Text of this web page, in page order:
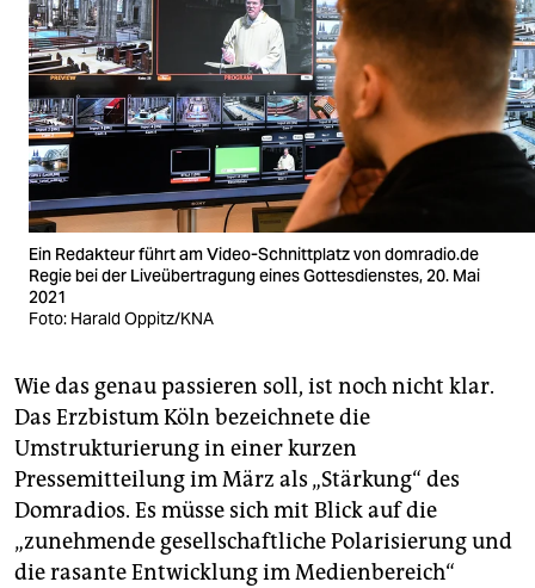
Ein Redakteur führt am Video-Schnittplatz von domradio.de
Regie bei der Liveübertragung eines Gottesdienstes, 20. Mai
2021
Foto: Harald Oppitz/KNA
Wie das genau passieren soll, ist noch nicht klar.
Das Erzbistum Köln bezeichnete die
Umstrukturierung in einer kurzen
Pressemitteilung im März als „Stärkung“ des
Domradios. Es müsse sich mit Blick auf die
„zunehmende gesellschaftliche Polarisierung und
die rasante Entwicklung im Medienbereich“